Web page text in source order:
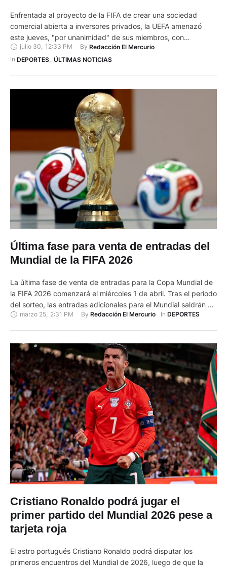
Enfrentada al proyecto de la FIFA de crear una sociedad
comercial abierta a inversores privados, la UEFA amenazó
este jueves, "por unanimidad" de sus miembros, con
boicotear los próximos Mundiales y competiciones de la
máxima autoridad del fútbol. El organismo que dirige el fútbol
julio 30, 12:33 PM By Redacción El Mercurio
In DEPORTES, ÚLTIMAS NOTICIAS
Última fase para venta de entradas del
Mundial de la FIFA 2026
La última fase de venta de entradas para la Copa Mundial de
la FIFA 2026 comenzará el miércoles 1 de abril. Tras el periodo
del sorteo, las entradas adicionales para el Mundial saldrán a
la venta para el público en general a partir de las 11:00. La
marzo 25 2:31 PM By Redacción El Mercurio In DEPORTES
Cristiano Ronaldo podrá jugar el
primer partido del Mundial 2026 pese a
tarjeta roja
El astro portugués Cristiano Ronaldo podrá disputar los
primeros encuentros del Mundial de 2026, luego de que la